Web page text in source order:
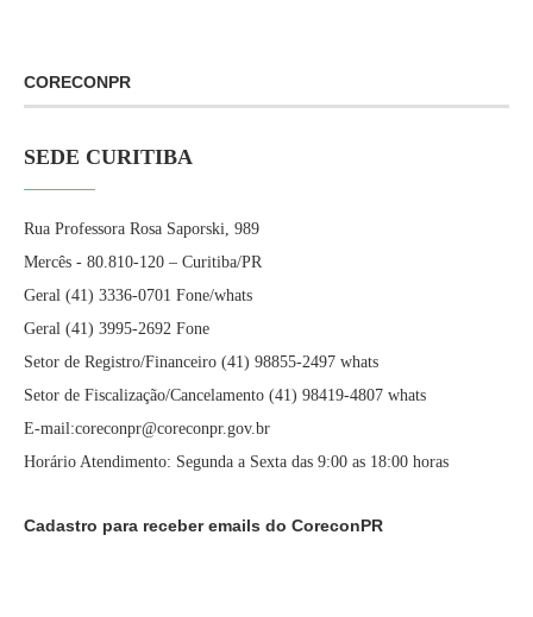
CORECONPR
SEDE CURITIBA
Rua Professora Rosa Saporski, 989
Mercês - 80.810-120 – Curitiba/PR
Geral (41) 3336-0701 Fone/whats
Geral (41) 3995-2692 Fone
Setor de Registro/Financeiro (41) 98855-2497 whats
Setor de Fiscalização/Cancelamento (41) 98419-4807 whats
E-mail:coreconpr@coreconpr.gov.br
Horário Atendimento: Segunda a Sexta das 9:00 as 18:00 horas
Cadastro para receber emails do CoreconPR